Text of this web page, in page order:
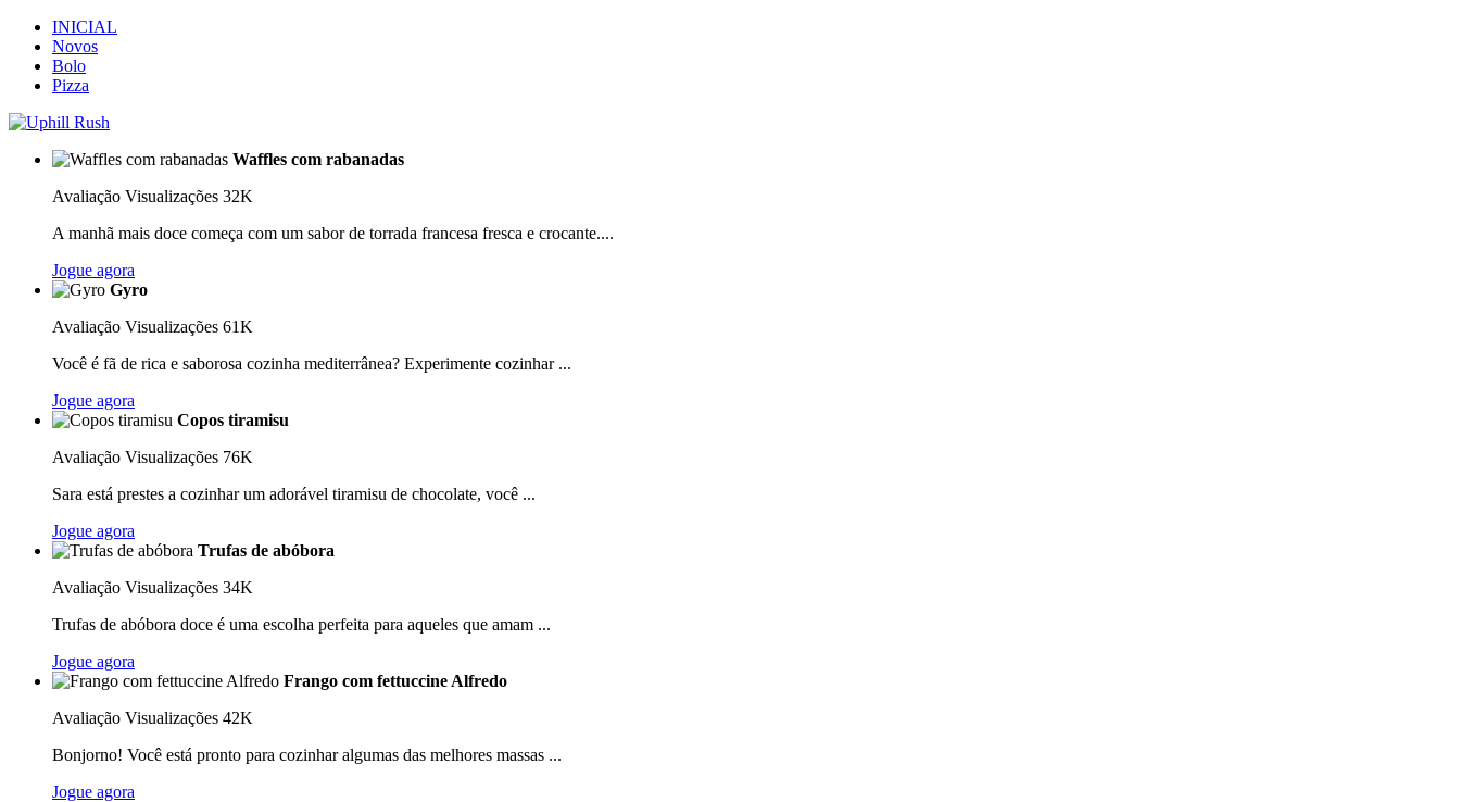
INICIAL
Novos
Bolo
Pizza
Waffles com rabanadas
Avaliação Visualizações 32K
A manhã mais doce começa com um sabor de torrada francesa fresca e crocante....
Jogue agora
Gyro
Avaliação Visualizações 61K
Você é fã de rica e saborosa cozinha mediterrânea? Experimente cozinhar ...
Jogue agora
Copos tiramisu
Avaliação Visualizações 76K
Sara está prestes a cozinhar um adorável tiramisu de chocolate, você ...
Jogue agora
Trufas de abóbora
Avaliação Visualizações 34K
Trufas de abóbora doce é uma escolha perfeita para aqueles que amam ...
Jogue agora
Frango com fettuccine Alfredo
Avaliação Visualizações 42K
Bonjorno! Você está pronto para cozinhar algumas das melhores massas ...
Jogue agora